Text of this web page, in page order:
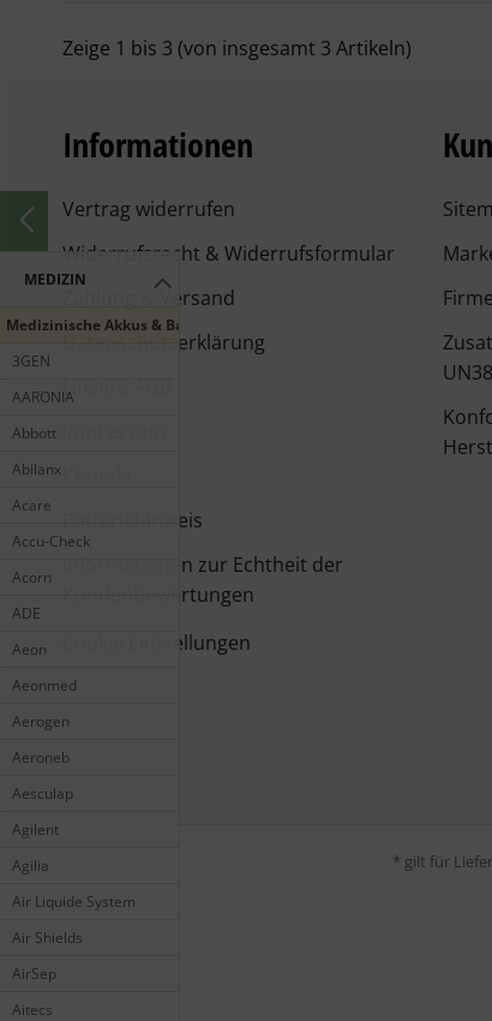
MEDIZIN
Medizinische Akkus & Batterien
3GEN
AARONIA
Abbott
Abilanx
Acare
Accu-Check
Acorn
ADE
Aeon
Aeonmed
Aerogen
Aeroneb
Aesculap
Agilent
Agilia
Air Liquide System
Air Shields
AirSep
Aitecs
Zeige 1 bis 3 (von insgesamt 3 Artikeln)
Informationen
Vertrag widerrufen
Widerrufsrecht & Widerrufsformular
Zahlung & Versand
Datenschutzerklärung
Unsere AGB
Batteriehinweis
Informationen zur Echtheit der
Kundenbewertungen
Cookie Einstellungen
* gilt für